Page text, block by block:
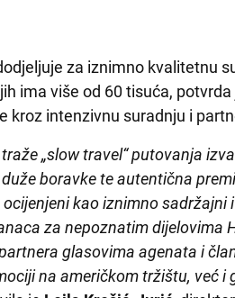
za iznimno kvalitetnu
ima više od 60 tisuća,
kroz intenzivnu suradnju i
„slow travel“ putovanja
boravke te autentična
kao iznimno sadržajni
za nepoznatim dijelovima
glasovima agenata i
na američkom tržištu, već i